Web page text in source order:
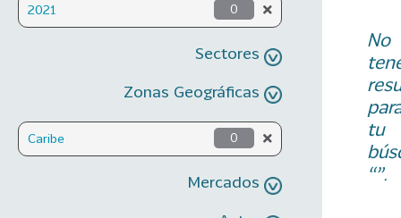
2021 0
Sectores
Zonas Geográficas
Caribe 0
Mercados
No
tu
“”.